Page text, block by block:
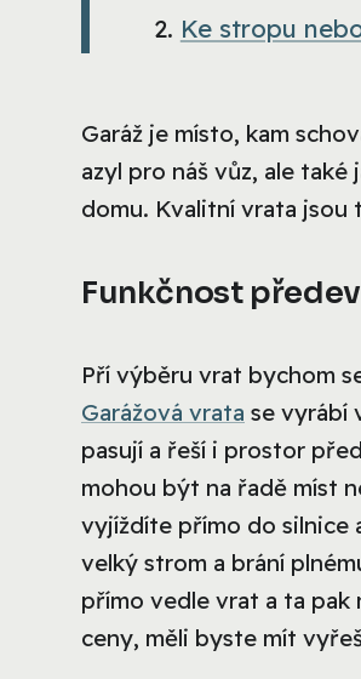
Ke stropu
Garáž je místo, kam
azyl pro náš vůz, ale
domu. Kvalitní vrata jsou
Funkčnost
Pří výběru vrat bychom
Garážová vrata se vyrábí
pasují a řeší i prostor
mohou být na řadě míst
vyjíždíte přímo do silnice
velký strom a brání
přímo vedle vrat a ta
ceny, měli byste mít